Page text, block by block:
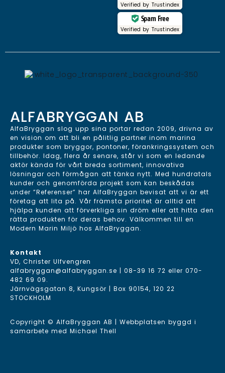
Verified by Trustindex
Spam Free
Verified by Trustindex
ALFABRYGGAN AB
AlfaBryggan slog upp sina portar redan 2009, drivna av
en vision om att bli en pålitlig partner inom marina
produkter som bryggor, pontoner, förankringssystem och
tillbehör. Idag, flera år senare, står vi som en ledande
aktör kända för vårt breda sortiment, innovativa
lösningar och förmågan att tänka nytt. Med hundratals
kunder och genomförda projekt som kan beskådas
under ”Referenser” har AlfaBryggan bevisat att vi är ett
företag att lita på. Vår främsta prioritet är alltid att
hjälpa kunden att förverkliga sin dröm eller att hitta den
rätta produkten för deras behov. Välkommen till en
Modern Marin Miljö hos AlfaBryggan.
Kontakt
VD, Christer Ulfvengren
alfabryggan@alfabryggan.se | 08-39 16 72 eller 070-
482 69 09.
Järnvägsgatan 8, Kungsör | Box 90154, 120 22
STOCKHOLM
Copyright © AlfaBryggan AB | Webbplatsen byggd i
samarbete med Michael Thell